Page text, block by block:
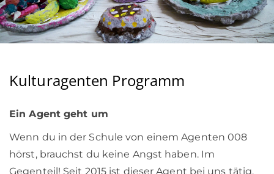
Kulturagenten Programm
Ein Agent geht um
Wenn du in der Schule von einem Agenten 008
hörst, brauchst du keine Angst haben. Im
Gegenteil! Seit 2015 ist dieser Agent bei uns tätig,